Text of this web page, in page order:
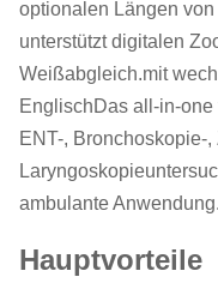
optionalen Längen
unterstützt digitalen
Weißabgleich.mit
EnglischDas all-in-
ENT-, Bronchoskopie-
ambulante Anwendung.
Hauptvorteile